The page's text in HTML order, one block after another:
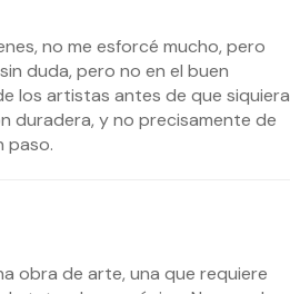
no me esforcé mucho, pero
duda, pero no en el buen
los artistas antes de que siquiera
duradera, y no precisamente de
paso.
obra de arte, una que requiere